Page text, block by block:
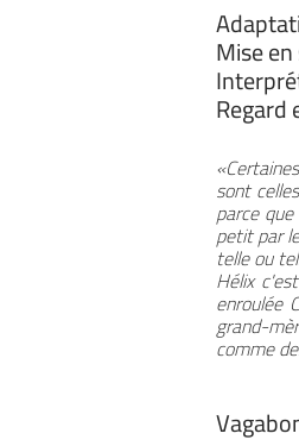
Mise
Regard
sont
parce
petit par
telle ou
Hélix
enroulée
grand-
comme